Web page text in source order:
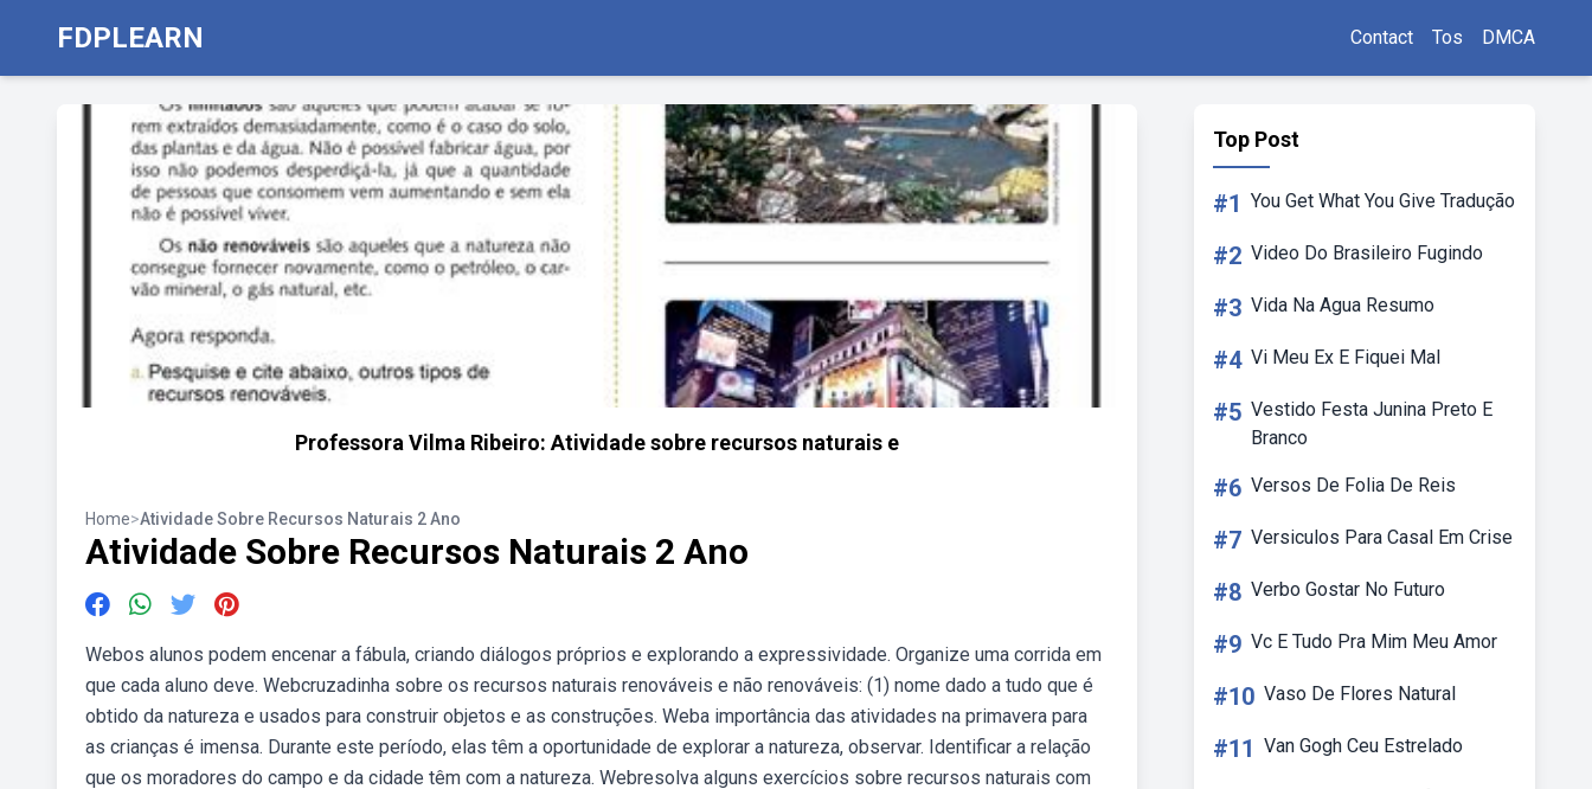
FDPLEARN Contact Tos DMCA
Professora Vilma Ribeiro: Atividade sobre recursos naturais e
Home>Atividade Sobre Recursos Naturais 2 Ano
Atividade Sobre Recursos Naturais 2 Ano
Webos alunos podem encenar a fábula, criando diálogos próprios e explorando a expressividade. Organize uma corrida em
que cada aluno deve. Webcruzadinha sobre os recursos naturais renováveis e não renováveis: (1) nome dado a tudo que é
obtido da natureza e usados para construir objetos e as construções. Weba importância das atividades na primavera para
as crianças é imensa. Durante este período, elas têm a oportunidade de explorar a natureza, observar. Identificar a relação
que os moradores do campo e da cidade têm com a natureza. Webresolva alguns exercícios sobre recursos naturais com
Top Post
#1 You Get What You Give Tradução
#2 Video Do Brasileiro Fugindo
#3 Vida Na Agua Resumo
#4 Vi Meu Ex E Fiquei Mal
#5 Vestido Festa Junina Preto E
Branco
#6 Versos De Folia De Reis
#7 Versiculos Para Casal Em Crise
#8 Verbo Gostar No Futuro
#9 Vc E Tudo Pra Mim Meu Amor
#10 Vaso De Flores Natural
#11 Van Gogh Ceu Estrelado